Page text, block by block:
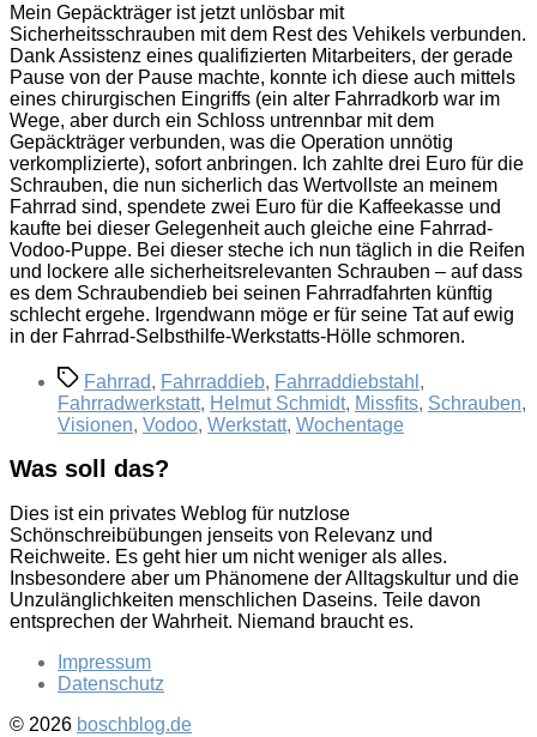
Mein Gepäckträger ist jetzt unlösbar mit
Sicherheitsschrauben mit dem Rest des Vehikels verbunden.
Dank Assistenz eines qualifizierten Mitarbeiters, der gerade
Pause von der Pause machte, konnte ich diese auch mittels
eines chirurgischen Eingriffs (ein alter Fahrradkorb war im
Wege, aber durch ein Schloss untrennbar mit dem
Gepäckträger verbunden, was die Operation unnötig
verkomplizierte), sofort anbringen. Ich zahlte drei Euro für die
Schrauben, die nun sicherlich das Wertvollste an meinem
Fahrrad sind, spendete zwei Euro für die Kaffeekasse und
kaufte bei dieser Gelegenheit auch gleiche eine Fahrrad-
Vodoo-Puppe. Bei dieser steche ich nun täglich in die Reifen
und lockere alle sicherheitsrelevanten Schrauben – auf dass
es dem Schraubendieb bei seinen Fahrradfahrten künftig
schlecht ergehe. Irgendwann möge er für seine Tat auf ewig
in der Fahrrad-Selbsthilfe-Werkstatts-Hölle schmoren.
Schlagwörter
Fahrrad, Fahrraddieb, Fahrraddiebstahl ,
Fahrradwerkstatt, Helmut Schmidt, Missfits, Schrauben,
Visionen, Vodoo, Werkstatt, Wochentage
Was soll das?
Dies ist ein privates Weblog für nutzlose
Schönschreibübungen jenseits von Relevanz und
Reichweite. Es geht hier um nicht weniger als alles.
Insbesondere aber um Phänomene der Alltagskultur und die
Unzulänglichkeiten menschlichen Daseins. Teile davon
entsprechen der Wahrheit. Niemand braucht es.
Impressum
Datenschutz
© 2026 boschblog.de